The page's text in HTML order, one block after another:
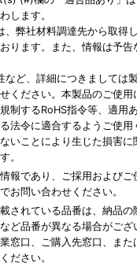
します。
、弊社材料調達先から取得
ります。また、情報は予告
など、詳細につきましては
ください。本製品のご使用
制するRoHS指令等、適用
法令に適合するようご使用
いことにより生じた損害に
。
報であり、ご採用およびご
お問い合わせください。
されている品番は、納品の
ど品番が異なる場合がござ
窓口、ご購入先窓口、また
ださい。